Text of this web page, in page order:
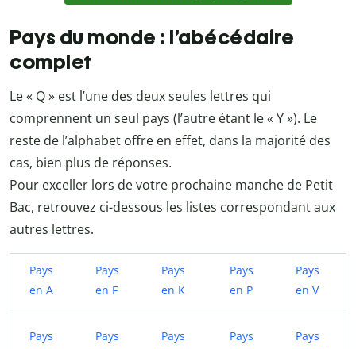
Pays du monde : l’abécédaire
complet
Le « Q » est l’une des deux seules lettres qui
comprennent un seul pays (l’autre étant le « Y »). Le
reste de l’alphabet offre en effet, dans la majorité des
cas, bien plus de réponses.
Pour exceller lors de votre prochaine manche de Petit
Bac, retrouvez ci-dessous les listes correspondant aux
autres lettres.
Pays
en A
Pays
en F
Pays
en K
Pays
en P
Pays
en V
Pays
Pays
Pays
Pays
Pays